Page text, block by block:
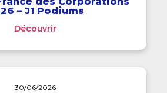
– J1 Podiums
Découvrir
30/06/2026